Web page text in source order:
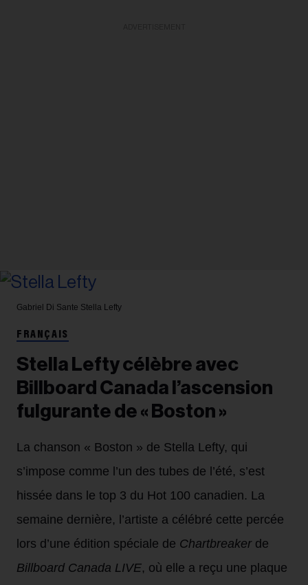
Gabriel Di Sante Stella Lefty
FRANÇAIS
Stella Lefty célèbre avec
Billboard Canada l’ascension
fulgurante de « Boston »
La chanson « Boston » de Stella Lefty, qui
s’impose comme l’un des tubes de l’été, s’est
hissée dans le top 3 du Hot 100 canadien. La
semaine dernière, l’artiste a célébré cette percée
lors d’une édition spéciale de Chartbreaker de
Billboard Canada LIVE, où elle a reçu une plaque